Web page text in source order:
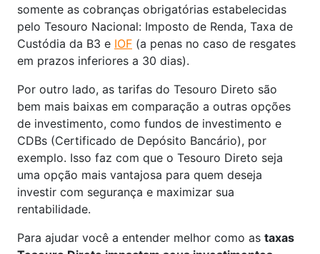
somente as cobranças obrigatórias estabelecidas
pelo Tesouro Nacional: Imposto de Renda, Taxa de
Custódia da B3 e IOF (a penas no caso de resgates
em prazos inferiores a 30 dias).
Por outro lado, as tarifas do Tesouro Direto são
bem mais baixas em comparação a outras opções
de investimento, como fundos de investimento e
CDBs (Certificado de Depósito Bancário), por
exemplo. Isso faz com que o Tesouro Direto seja
uma opção mais vantajosa para quem deseja
investir com segurança e maximizar sua
rentabilidade.
Para ajudar você a entender melhor como as taxas